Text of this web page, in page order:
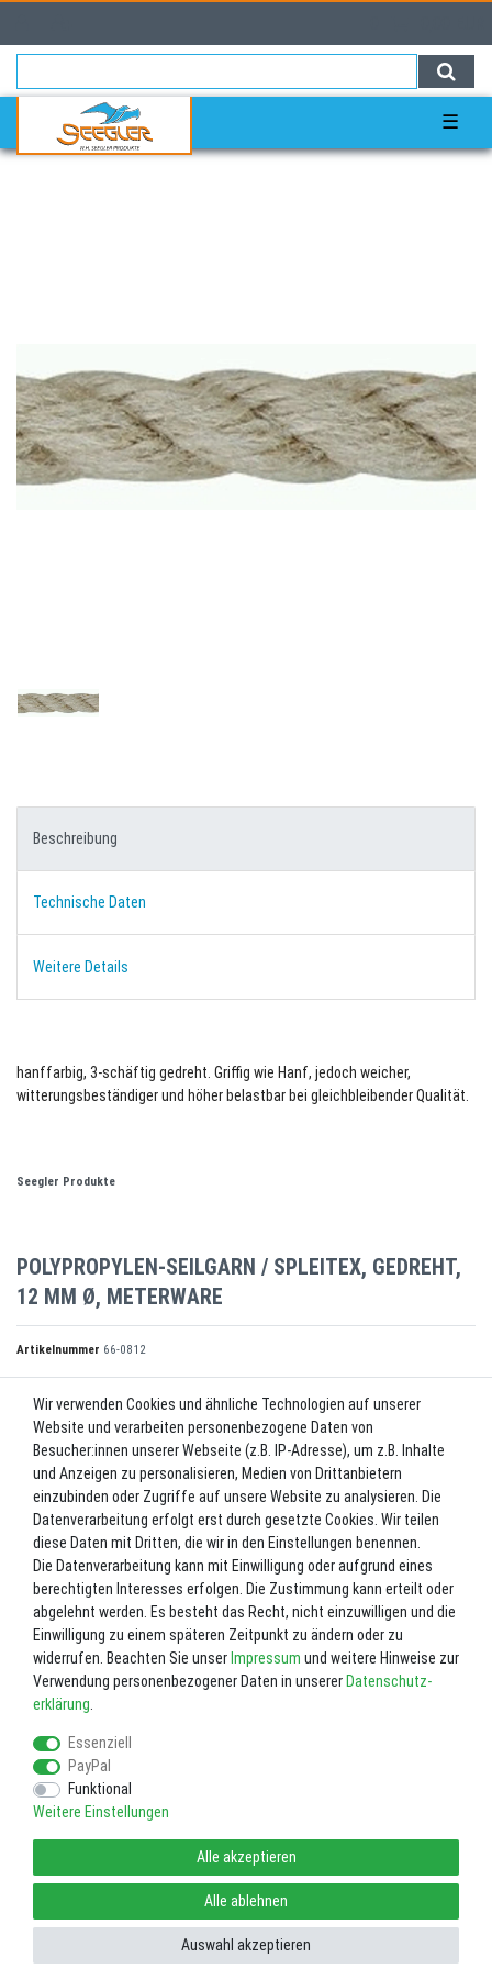
☰
Beschreibung
Technische Daten
Weitere Details
hanffarbig, 3-schäftig gedreht. Griffig wie Hanf, jedoch weicher,
witterungsbeständiger und höher belastbar bei gleichbleibender Qualität.
Seegler Produkte
POLYPROPYLEN-SEILGARN / SPLEITEX, GEDREHT,
12 MM Ø, METERWARE
Artikelnummer 66-0812
1,10 EUR*
Inhalt1 Meter
1,10 € / Meter
Lieferzeit ca. 2-3 Werktage.
In den Warenkorb
Wunschliste
* inkl. ges. MwSt. zzgl. Versandkosten
Impressum
Widerrufs­recht Vertrag widerrufen
Wir verwenden Cookies und ähnliche Technologien auf unserer
Website und verarbeiten personenbezogene Daten von
Besucher:innen unserer Webseite (z.B. IP-Adresse), um z.B. Inhalte
und Anzeigen zu personalisieren, Medien von Drittanbietern
einzubinden oder Zugriffe auf unsere Website zu analysieren. Die
Datenverarbeitung erfolgt erst durch gesetzte Cookies. Wir teilen
diese Daten mit Dritten, die wir in den Einstellungen benennen.
Die Datenverarbeitung kann mit Einwilligung oder aufgrund eines
berechtigten Interesses erfolgen. Die Zustimmung kann erteilt oder
abgelehnt werden. Es besteht das Recht, nicht einzuwilligen und die
Einwilligung zu einem späteren Zeitpunkt zu ändern oder zu
widerrufen. Beachten Sie unser Impressum und weitere Hinweise zur
Verwendung personenbezogener Daten in unserer Daten­schutz­
erklärung
Essenziell
PayPal
Funktional
Weitere Einstellungen
Alle akzeptieren
Alle ablehnen
Auswahl akzeptieren